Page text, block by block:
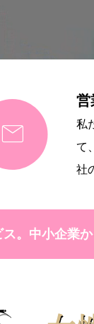

営
私
て
社
。中小企業